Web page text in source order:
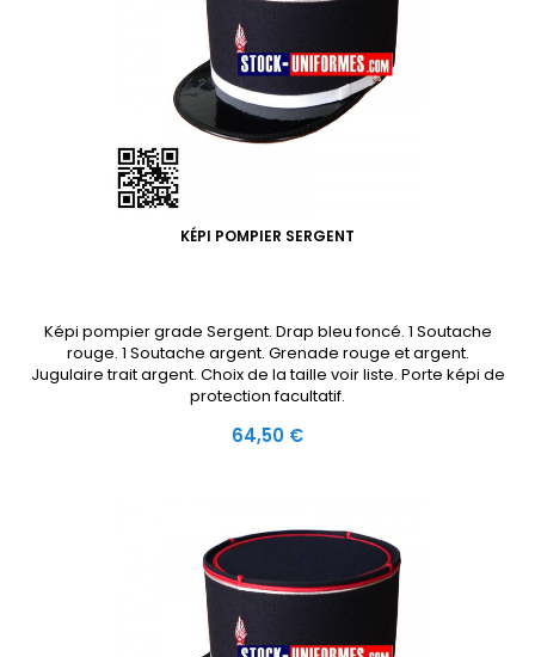
KÉPI POMPIER SERGENT
Képi pompier grade Sergent. Drap bleu foncé. 1 Soutache
rouge. 1 Soutache argent. Grenade rouge et argent.
Jugulaire trait argent. Choix de la taille voir liste. Porte képi de
protection facultatif.
Prix
64,50 €